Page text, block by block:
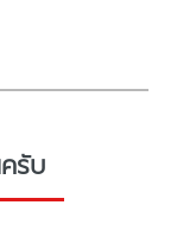
รับ